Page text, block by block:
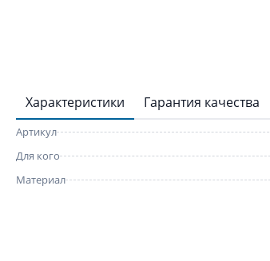
Характеристики Гарантия качества
Артикул
Для кого
Материал